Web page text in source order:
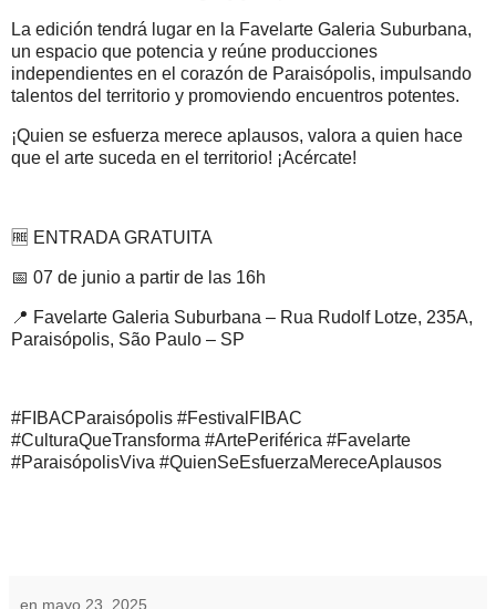
La edición tendrá lugar en la Favelarte Galeria Suburbana,
un espacio que potencia y reúne producciones
independientes en el corazón de Paraisópolis, impulsando
talentos del territorio y promoviendo encuentros potentes.
¡Quien se esfuerza merece aplausos, valora a quien hace
que el arte suceda en el territorio! ¡Acércate!
🆓 ENTRADA GRATUITA
📅 07 de junio a partir de las 16h
📍 Favelarte Galeria Suburbana – Rua Rudolf Lotze, 235A,
Paraisópolis, São Paulo – SP
#FIBACParaisópolis #FestivalFIBAC
#CulturaQueTransforma #ArtePeriférica #Favelarte
#ParaisópolisViva #QuienSeEsfuerzaMereceAplausos
en mayo 23, 2025